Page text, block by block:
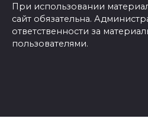
При использовании
сайт обязательна.
ответственности за
пользователями.